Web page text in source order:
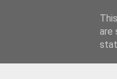
are